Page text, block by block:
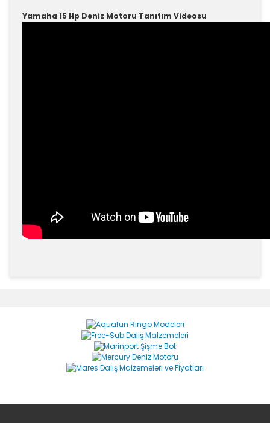
Yamaha 15 Hp Deniz Motoru Tanıtım Videosu
Yorum Yaz
Ürün resmi kalitesiz, bozuk veya görüntülenemiyor.
Ürün açıklamasında eksik bilgiler bulunuyor.
Ürün bilgilerinde hatalar bulunuyor.